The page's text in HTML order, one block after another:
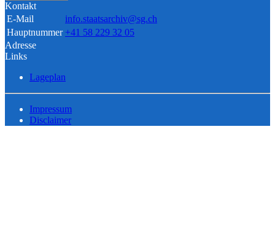
Kontakt
E-Mail
info.staatsarchiv@sg.ch
Hauptnummer +41 58 229 32 05
Adresse
Links
Lageplan
Impressum
Disclaimer